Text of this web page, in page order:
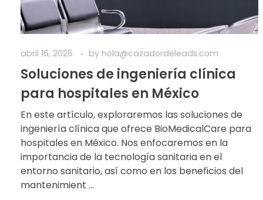
abril 16, 2026 by hola@cazadordeleads.com
Soluciones de ingeniería clínica
para hospitales en México
En este artículo, exploraremos las soluciones de
ingeniería clínica que ofrece BioMedicalCare para
hospitales en México. Nos enfocaremos en la
importancia de la tecnología sanitaria en el
entorno sanitario, así como en los beneficios del
mantenimient ...